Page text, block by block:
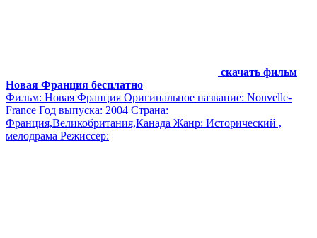
скачать фильм
Новая Франция бесплатно
Фильм: Новая Франция Оригинальное название: Nouvelle-
France Год выпуска: 2004 Страна:
Франция,Великобритания,Канада Жанр: Исторический ,
мелодрама Режиссер: